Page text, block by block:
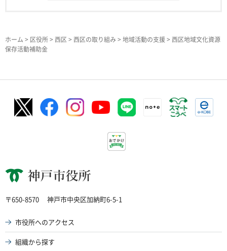
ホーム > 区役所> 西区> 西区の取り組み > 地域活動の支援> 西区地域文化資源
保存活動補助金
神戸市役所
〒650-8570 神戸市中央区加納町6-5-1
市役所へのアクセス
組織から探す